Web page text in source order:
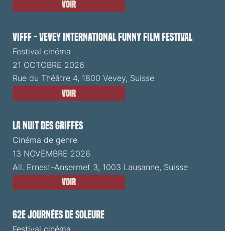
Voir
VIFFF - Vevey International Funny Film Festival
Festival cinéma
21 OCTOBRE 2026
Rue du Théâtre 4, 1800 Vevey, Suisse
Voir
La Nuit des Griffes
Cinéma de genre
13 NOVEMBRE 2026
All. Ernest-Ansermet 3, 1003 Lausanne, Suisse
Voir
62e Journées de Soleure
Festival cinéma